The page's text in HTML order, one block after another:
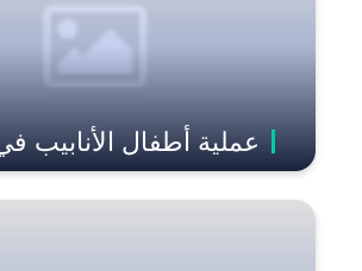
عملیة أطفال الأنابيب